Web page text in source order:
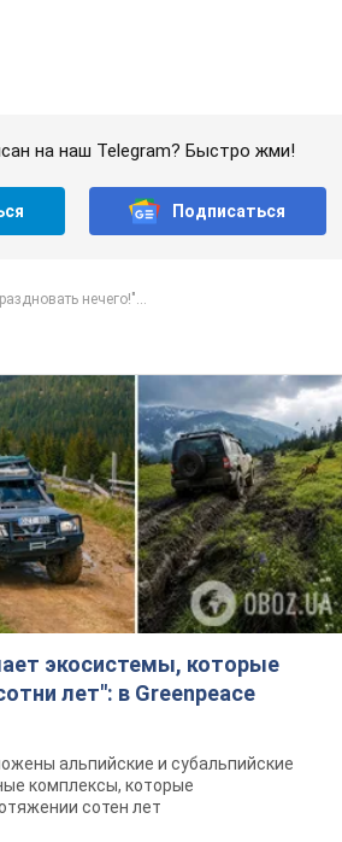
экосистемы, которые
лет": в Greenpeace
альпийские и субальпийские
комплексы, которые
сотен лет
на спад,
синоптики дали
ожидать
отступит